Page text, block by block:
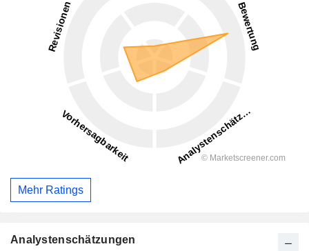
Mehr Ratings
Analystenschätzungen